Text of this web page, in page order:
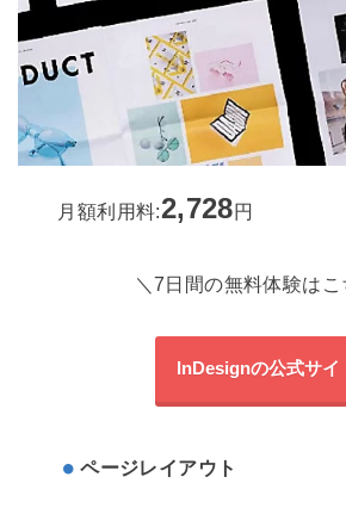
月額利用料:2,728円
＼7日間の無料体験はこ
InDesignの公式サイ
ページレイアウト